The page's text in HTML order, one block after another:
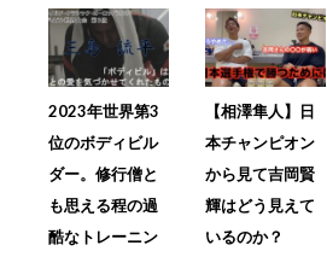
2023年世界第3
位のボディビル
ダー。修行僧と
も思える程の過
酷なトレーニン
【相澤隼人】日
本チャンピオン
から見て吉岡賢
輝はどう見えて
いるのか？